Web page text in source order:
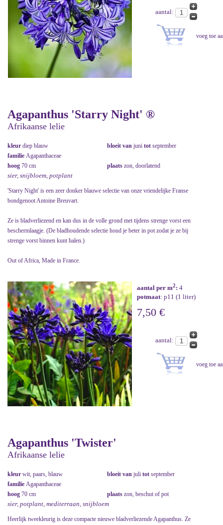
aantal:
Agapanthus 'Starry Night' ®
Afrikaanse lelie
kleur diep blauw bloeit van juni tot september
familie Agapanthaceae
hoog 70 cm plaats zon, doorlatend
sier, snijbloem, potplant
'Starry Night' is een zeer donker blauwe selectie van onze vriendelijke Franse
bondgenoot Antoine Breuvart.
Ze is bladverliezend en kan dus in de volle grond met tijdens strenge vorst een
beschermlaagje. (De bladhoudende selectie houd je beter in pot zodat je ze bij
strenge vorst binnen kunt halen.)
Out of Africa, Made in France.
aantal per m2: 4
potmaat: p11 (1 liter)
7,50 €
aantal:
Agapanthus 'Twister'
Afrikaanse lelie
kleur wit, paars, blauw bloeit van juli tot september
familie Agapanthaceae
hoog 70 cm plaats zon, beschut of pot
sier, potplant, mediterraan, snijbloem
Heerlijk tweekleurig is deze compacte nieuwe bladverliezende Agapanthus. Ze